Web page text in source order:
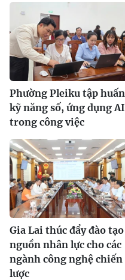
Phường Pleiku tập huấn
kỹ năng số, ứng dụng AI
trong công việc
Gia Lai thúc đẩy đào tạo
nguồn nhân lực cho các
ngành công nghệ chiến
lược